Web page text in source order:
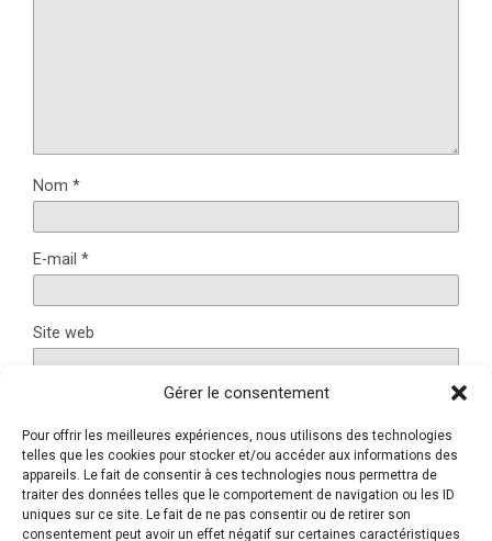
Gérer le consentement
Pour offrir les meilleures expériences, nous utilisons des technologies
telles que les cookies pour stocker et/ou accéder aux informations des
appareils. Le fait de consentir à ces technologies nous permettra de
traiter des données telles que le comportement de navigation ou les ID
uniques sur ce site. Le fait de ne pas consentir ou de retirer son
consentement peut avoir un effet négatif sur certaines caractéristiques
Nom *
E-mail *
Site web
Ce site utilise Akismet pour réduire les indésirables.En
savoir plus sur la façon dont les données de vos
commentaires sont traitées.